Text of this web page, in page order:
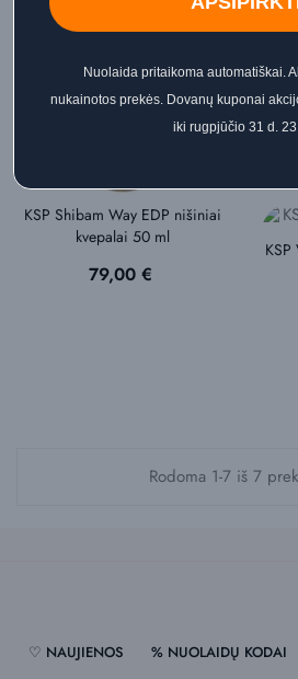
KSP Shibam Way EDP nišiniai
kvepalai 50 ml
Kaina
79,00 €
Rodoma 1-7 iš 7
♡ NAUJIENOS % NUOLAIDŲ KODAI
Nuolaida pritaikoma automatiškai.
nukainotos prekės. Dovanų kuponai
iki rugpjūčio 31 d.